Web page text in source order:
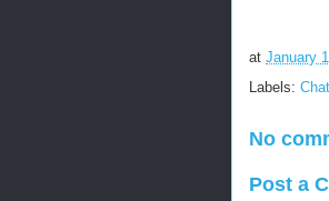
at January
Labels:
No
Post a